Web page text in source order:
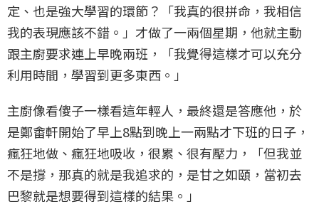
定、也是強大學習的環節？「我真的很拼命，我相信
我的表現應該不錯。」才做了一兩個星期，他就主動
跟主廚要求連上早晚兩班，「我覺得這樣才可以充分
利用時間，學習到更多東西。」
主廚像看傻子一樣看這年輕人，最終還是答應他，於
是鄭畬軒開始了早上8點到晚上一兩點才下班的日子，
瘋狂地做、瘋狂地吸收，很累、很有壓力，「但我並
不是撐，那真的就是我追求的，是甘之如頤，當初去
巴黎就是想要得到這樣的結果。」